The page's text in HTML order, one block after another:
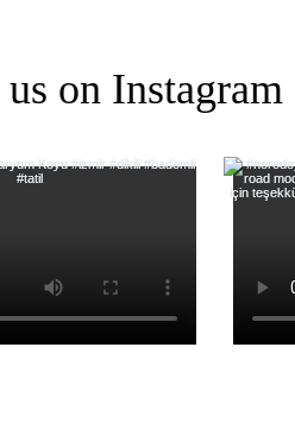
on Instagram